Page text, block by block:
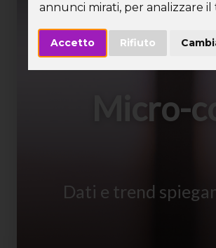
annunci mirati, per analizzare
Accetto Rifiuto
Micro-
Dati e trend